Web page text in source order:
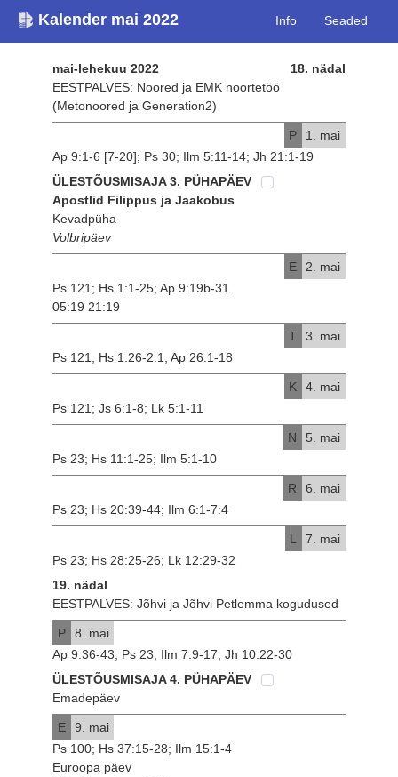
Kalender mai 2022 Info Seaded
18. nädal
mai-lehekuu 2022
EESTPALVES: Noored ja EMK noortetöö
(Metonoored ja Generation2)
P
1. mai
Ap 9:1-6 [7-20]; Ps 30; Ilm 5:11-14; Jh 21:1-19
ÜLESTÕUSMISAJA 3. PÜHAPÄEV
Apostlid Filippus ja Jaakobus
Kevadpüha
Volbripäev
E
2. mai
Ps 121; Hs 1:1-25; Ap 9:19b-31
05:19 21:19
T
3. mai
Ps 121; Hs 1:26-2:1; Ap 26:1-18
K
4. mai
Ps 121; Js 6:1-8; Lk 5:1-11
N
5. mai
Ps 23; Hs 11:1-25; Ilm 5:1-10
R
6. mai
Ps 23; Hs 20:39-44; Ilm 6:1-7:4
L
7. mai
Ps 23; Hs 28:25-26; Lk 12:29-32
19. nädal
EESTPALVES: Jõhvi ja Jõhvi Petlemma kogudused
P
8. mai
Ap 9:36-43; Ps 23; Ilm 7:9-17; Jh 10:22-30
ÜLESTÕUSMISAJA 4. PÜHAPÄEV
Emadepäev
E
9. mai
Ps 100; Hs 37:15-28; Ilm 15:1-4
Euroopa päev